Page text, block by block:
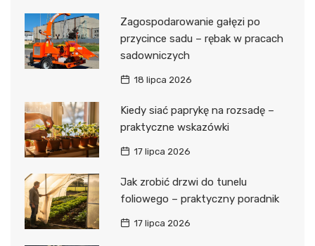
Zagospodarowanie gałęzi po
przycince sadu – rębak w pracach
sadowniczych
18 lipca 2026
Kiedy siać paprykę na rozsadę –
praktyczne wskazówki
17 lipca 2026
Jak zrobić drzwi do tunelu
foliowego – praktyczny poradnik
17 lipca 2026